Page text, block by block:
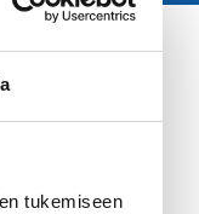
tukemiseen